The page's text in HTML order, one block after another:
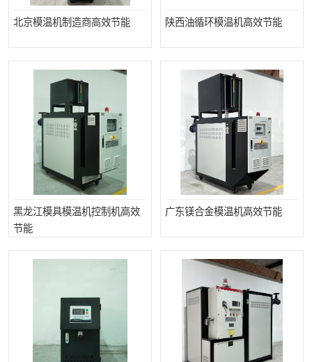
北京模温机制造商高效节能 陕西油循环模温机高效节能
黑龙江模具模温机控制机高效
节能
广东镁合金模温机高效节能